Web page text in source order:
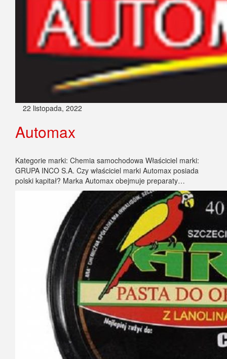
22 listopada, 2022
Automax
Kategorie marki: Chemia samochodowa Właściciel marki:
GRUPA INCO S.A. Czy właściciel marki Automax posiada
polski kapitał? Marka Automax obejmuje preparaty…